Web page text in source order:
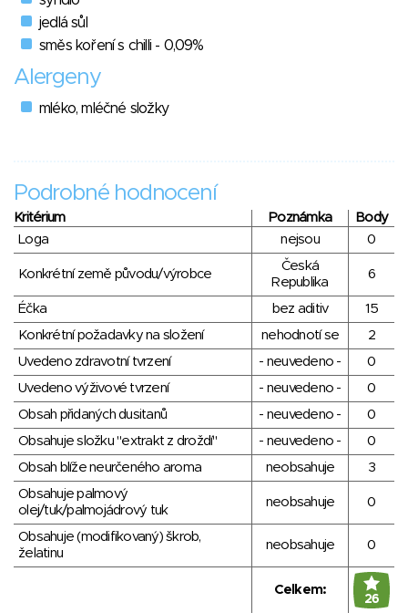
jedlá sůl
směs koření s chilli - 0,09%
Alergeny
mléko, mléčné složky
Podrobné hodnocení
Kritérium Poznámka
Body
Loga
nejsou 0
Konkrétní země původu/výrobce
Česká
Republika
6
Éčka bez aditiv
15
Konkrétní požadavky na složení
nehodnotí se
2
Uvedeno zdravotní tvrzení
- neuvedeno -
0
Uvedeno výživové tvrzení
- neuvedeno -
0
Obsah přidaných dusitanů
- neuvedeno -
0
Obsahuje složku "extrakt z droždí"
- neuvedeno -
0
Obsah blíže neurčeného aroma
neobsahuje
3
Obsahuje palmový
olej/tuk/palmojádrový tuk
neobsahuje 0
Obsahuje (modifikovaný) škrob,
želatinu
neobsahuje 0
Celkem:
26